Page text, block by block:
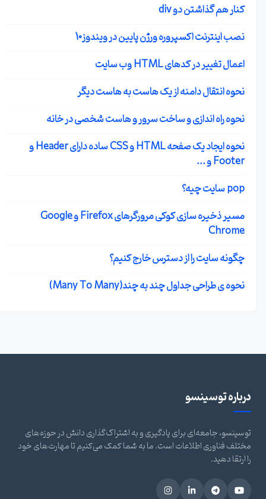
کنار هم گذاشتن دو div
نصب اینترنت اکسپروره ورژن پایین در ویندوز10
اعمال تغییر در کدهای HTML وب سایت
نحوه انتقال دامنه از یک هاست به هاست دیگر
نحوه راه اندازی و ساخت سرور و هاست شخصی در خانه
نحوه ایجاد یک صفحه HTML و CSS ساده دارای Header و
Footer و ...
pop سایت چیه؟
مسیر ذخیره سازی کوکی مرورگرهای Firefox و Google
Chrome
چگونه سایت را از دسترس خارج کنیم؟
نحوه ی طراحی جداول چند به چند(Many To Many)
درباره توسینسو
توسینسو، جامعه‌ای برای یادگیری و به اشتراک‌گذاری دانش در حوزه‌های
مختلف فناوری اطلاعات است. ما به شما کمک می‌کنیم تا مهارت‌های خود
را ارتقا دهید.